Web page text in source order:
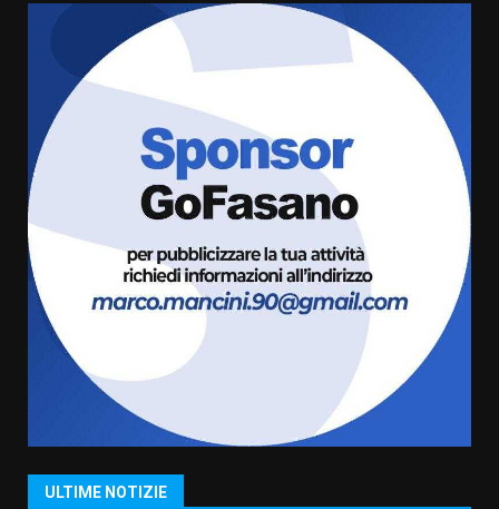
ULTIME NOTIZIE
ufficialmente la Festa di
Savelletri
8 Agosto 2026 11:00
Savelletri in festa, domani sera
grande spettacolo con Uccio De
Santis
8 Agosto 2026 07:30
Politiche Giovanili e Mobilità
Sostenibile: premiati gli studenti
universitari del bando “La strada
giusta”
8 Agosto 2026 07:15
1
Savelletri in festa, pienone sul
porto per Uccio De Santis: la
voce di Antonella Losavio